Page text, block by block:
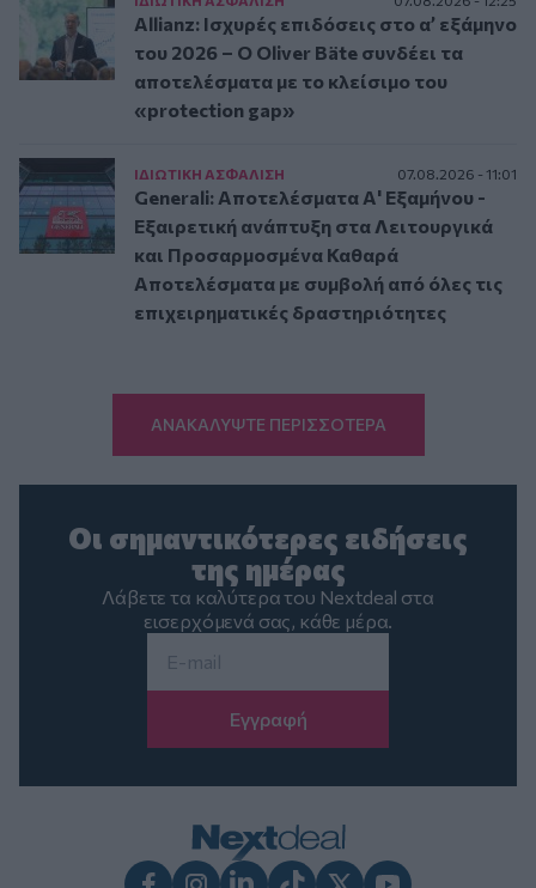
Allianz: Ισχυρές επιδόσεις στο α’ εξάμηνο
του 2026 – Ο Oliver Bäte συνδέει τα
αποτελέσματα με το κλείσιμο του
«protection gap»
ΙΔΙΩΤΙΚΗ ΑΣΦAΛΙΣΗ 07.08.2026 - 11:01
Generali: Αποτελέσματα Α' Εξαμήνου -
Εξαιρετική ανάπτυξη στα Λειτουργικά
και Προσαρμοσμένα Καθαρά
Αποτελέσματα με συμβολή από όλες τις
επιχειρηματικές δραστηριότητες
ΑΝΑΚΑΛΥΨΤΕ ΠΕΡΙΣΣΟΤΕΡΑ
Οι σημαντικότερες ειδήσεις
της ημέρας
Λάβετε τα καλύτερα του Nextdeal στα
εισερχόμενά σας, κάθε μέρα.